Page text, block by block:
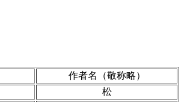
作者名（敬称略）
松